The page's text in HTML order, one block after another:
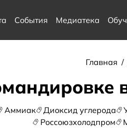
События Медиатека
Главная /
Аммиак Диоксид углерода
Россоюзхолодпром